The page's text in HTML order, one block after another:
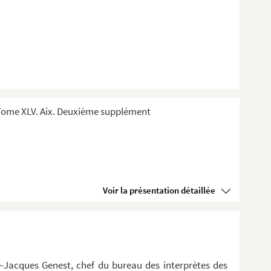
XLV. Aix. Deuxième supplément
Voir la présentation détaillée
Genest, chef du bureau des interprètes des